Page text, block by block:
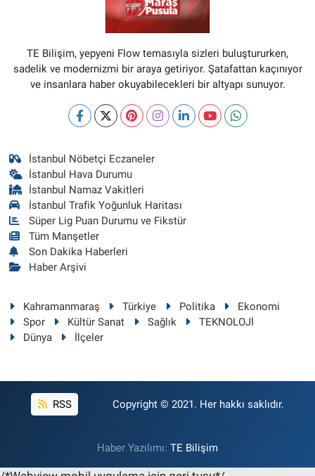
TE Bilişim, yepyeni Flow temasıyla sizleri buluştururken,
sadelik ve modernizmi bir araya getiriyor. Şatafattan kaçınıyor
ve insanlara haber okuyabilecekleri bir altyapı sunuyor.
İstanbul Nöbetçi Eczaneler
İstanbul Hava Durumu
İstanbul Namaz Vakitleri
İstanbul Trafik Yoğunluk Haritası
Süper Lig Puan Durumu ve Fikstür
Tüm Manşetler
Son Dakika Haberleri
Haber Arşivi
Kahramanmaraş Türkiye Politika
Ekonomi
Spor
Kültür Sanat Sağlık
TEKNOLOJİ
Dünya
İlçeler
RSS Copyright © 2021. Her hakkı saklıdır.
Haber Yazılımı: TE Bilişim